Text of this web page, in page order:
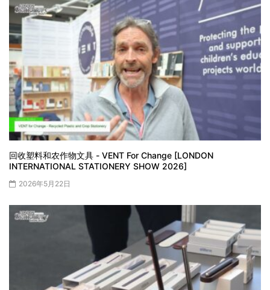
回收塑料和农作物文具 - VENT For Change [LONDON
INTERNATIONAL STATIONERY SHOW 2026]
2026年5月22日